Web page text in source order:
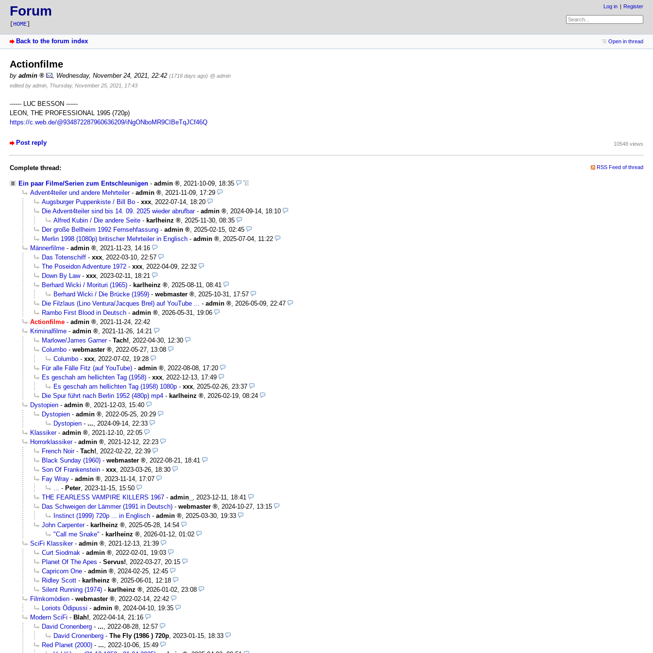
Forum
HOME
Log in Register
Back to the forum index Open in thread
Actionfilme
by admin , Wednesday, November 24, 2021, 22:42 (1716 days ago) @ admin
edited by admin, Thursday, November 25, 2021, 17:43
------ LUC BESSON ------
LEON, THE PROFESSIONAL 1995 (720p)
https://c.web.de/@934872287960636209/iNgONboMR9CIBeTqJCf46Q
Post reply 10548 views
Complete thread: RSS Feed of thread
Ein paar Filme/Serien zum Entschleunigen - admin , 2021-10-09, 18:35
Advent4teiler und andere Mehrteiler- admin , 2021-11-09, 17:29
Augsburger Puppenkiste / Bill Bo - xxx, 2022-07-14, 18:20
Die Advent4teiler sind bis 14. 09. 2025 wieder abrufbar- admin , 2024-09-14, 18:10
Alfred Kubin / Die andere Seite - karlheinz , 2025-11-30, 08:35
Der große Bellheim 1992 Fernsehfassung - admin , 2025-02-15, 02:45
Merlin 1998 (1080p) britischer Mehrteiler in Englisch - admin , 2025-07-04, 11:22
Männerfilme - admin , 2021-11-23, 14:16
Das Totenschiff - xxx, 2022-03-10, 22:57
The Poseidon Adventure 1972 - xxx, 2022-04-09, 22:32
Down By Law- xxx, 2023-02-11, 18:21
Berhard Wicki / Morituri (1965) - karlheinz , 2025-08-11, 08:41
Berhard Wicki / Die Brücke (1959) - webmaster , 2025-10-31, 17:57
Die Filzlaus (Lino Ventura/Jacques Brel) auf YouTube ... - admin , 2026-05-09, 22:47
Rambo First Blood in Deutsch - admin , 2026-05-31, 19:06
Actionfilme - admin , 2021-11-24, 22:42
Kriminalfilme - admin , 2021-11-26, 14:21
Marlowe/James Garner- Tach!, 2022-04-30, 12:30
Columbo - webmaster , 2022-05-27, 13:08
Columbo - xxx, 2022-07-02, 19:28
Für alle Fälle Fitz (auf YouTube) - admin , 2022-08-08, 17:20
Es geschah am hellichten Tag (1958) - xxx, 2022-12-13, 17:49
Es geschah am hellichten Tag (1958) 1080p - xxx, 2025-02-26, 23:37
Die Spur führt nach Berlin 1952 (480p) mp4 - karlheinz , 2026-02-19, 08:24
Dystopien - admin , 2021-12-03, 15:40
Dystopien - admin , 2022-05-25, 20:29
Dystopien - ..., 2024-09-14, 22:33
Klassiker- admin , 2021-12-10, 22:05
Horrorklassiker- admin , 2021-12-12, 22:23
French Noir- Tach!, 2022-02-22, 22:39
Black Sunday (1960) - webmaster , 2022-08-21, 18:41
Son Of Frankenstein - xxx, 2023-03-26, 18:30
Fay Wray - admin , 2023-11-14, 17:07
... - Peter, 2023-11-15, 15:50
THE FEARLESS VAMPIRE KILLERS 1967 - admin_ , 2023-12-11, 18:41
Das Schweigen der Lämmer (1991 in Deutsch) - webmaster , 2024-10-27, 13:15
Instinct (1999) 720p ... in Englisch - admin , 2025-03-30, 19:33
John Carpenter- karlheinz , 2025-05-28, 14:54
"Call me Snake" - karlheinz , 2026-01-12, 01:02
SciFi Klassiker- admin , 2021-12-13, 21:39
Curt Siodmak - admin , 2022-02-01, 19:03
Planet Of The Apes - Servus!, 2022-03-27, 20:15
Capricorn One - admin , 2024-02-25, 12:45
Ridley Scott - karlheinz , 2025-06-01, 12:18
Silent Running (1974) - karlheinz , 2026-01-02, 23:08
Filmkomödien - webmaster , 2022-02-14, 22:42
Loriots Ödipussi - admin , 2024-04-10, 19:35
Modern SciFi - Blah!, 2022-04-14, 21:16
David Cronenberg - ..., 2022-08-28, 12:57
David Cronenberg - The Fly (1986 ) 720p, 2023-01-15, 18:33
Red Planet (2000) - ..., 2022-10-06, 15:49